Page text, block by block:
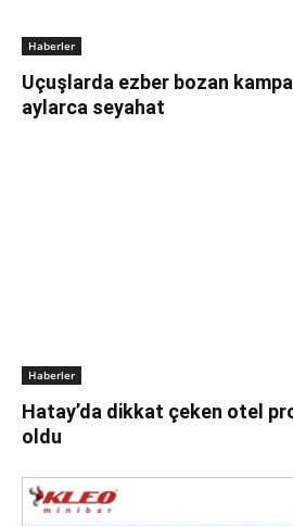
Haberler
Uçuşlarda ezber bozan
aylarca seyahat
Haberler
Hatay’da dikkat çeken otel
oldu